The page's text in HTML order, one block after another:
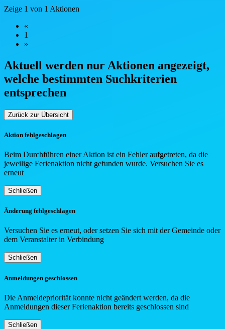
Zeige 1 von 1 Aktionen
«
1
»
Aktuell werden nur Aktionen angezeigt,
welche bestimmten Suchkriterien
entsprechen
Zurück zur Übersicht
Aktion fehlgeschlagen
Beim Durchführen einer Aktion ist ein Fehler aufgetreten, da die
jeweilige Ferienaktion nicht gefunden wurde. Versuchen Sie es
erneut
Schließen
Änderung fehlgeschlagen
Versuchen Sie es erneut, oder setzen Sie sich mit der Gemeinde oder
dem Veranstalter in Verbindung
Schließen
Anmeldungen geschlossen
Die Anmeldepriorität konnte nicht geändert werden, da die
Anmeldungen dieser Ferienaktion bereits geschlossen sind
Schließen